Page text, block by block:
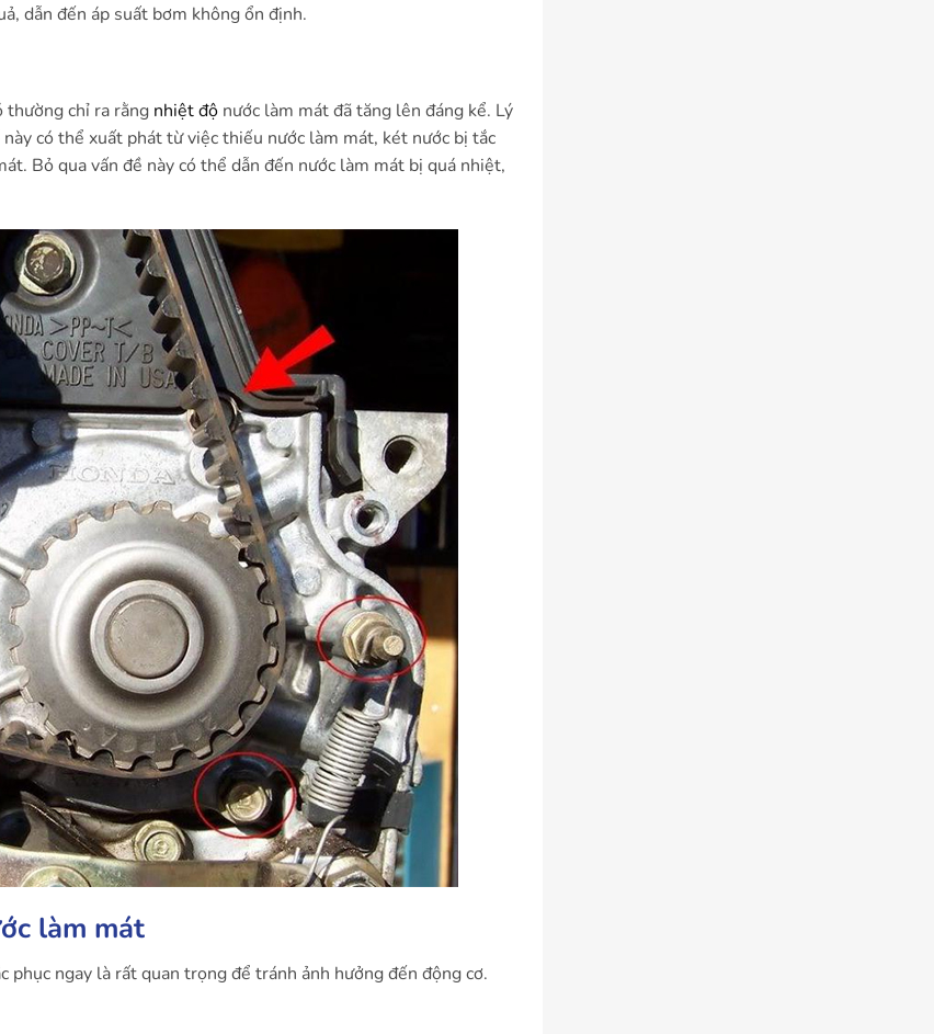
dẫn đến áp suất bơm không ổn định.
thường chỉ ra rằng nhiệt độ nước làm mát đã tăng lên đáng kể. Lý
có thể xuất phát từ việc thiếu nước làm mát, két nước bị tắc
Bỏ qua vấn đề này có thể dẫn đến nước làm mát bị quá nhiệt,
làm mát
ngay là rất quan trọng để tránh ảnh hưởng đến động cơ.